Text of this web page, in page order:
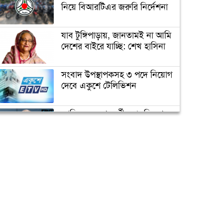
ভাস্কর্যবিরোধী অবস্থান (ভিডিও)
সৌদি যুবরাজ সালমানকে
মুজিববর্ষ উদযাপনে আমন্ত্রণ
ভিডিও দেখুন
এক্সপ্রেসওয়ে নির্মাণ কাজ
নিয়ে বিআরটিএর জরুরি নির্দেশনা
যাব টুঙ্গিপাড়ায়, জানতামই না আমি
দেশের বাইরে যাচ্ছি: শেখ হাসিনা
সংবাদ উপস্থাপকসহ ৩ পদে নিয়োগ
দেবে একুশে টেলিভিশন
জাতিসংঘের পরবর্তী মহাসচিব পদে